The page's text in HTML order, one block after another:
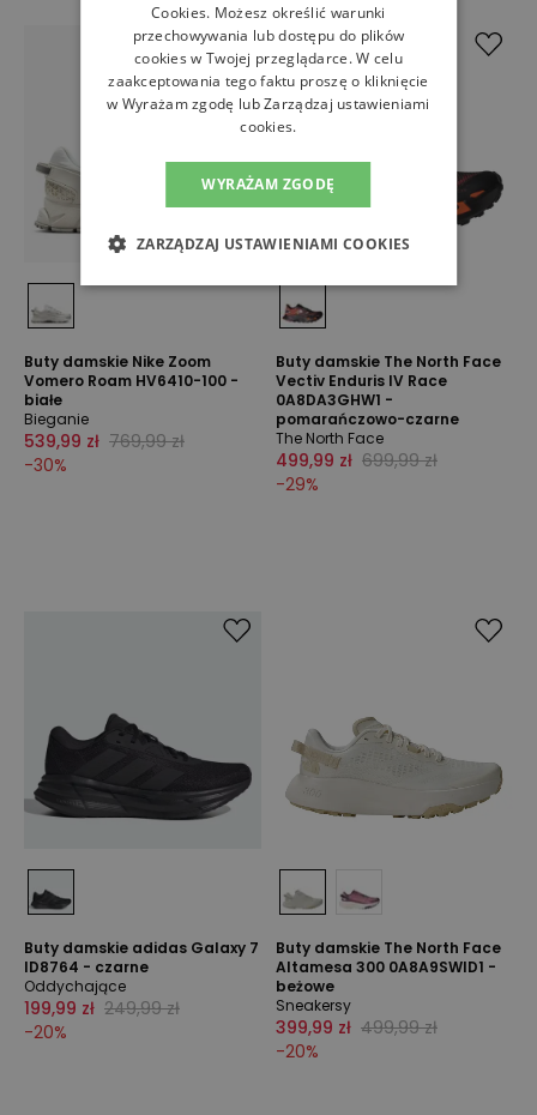
Buty damskie Nike Zoom
Vomero Roam HV6410-100 -
białe
Bieganie
539,99 zł 769,99 zł
-30%
Buty damskie The North Face
Vectiv Enduris IV Race
0A8DA3GHW1 -
pomarańczowo-czarne
The North Face
499,99 zł 699,99 zł
-29%
Buty damskie adidas Galaxy 7
ID8764 - czarne
Oddychające
199,99 zł 249,99 zł
-20%
Buty damskie The North Face
Altamesa 300 0A8A9SWID1 -
beżowe
Sneakersy
399,99 zł 499,99 zł
-20%
Cookies. Możesz określić warunki
przechowywania lub dostępu do plików
cookies w Twojej przeglądarce. W celu
zaakceptowania tego faktu proszę o kliknięcie
w Wyrażam zgodę lub Zarządzaj ustawieniami
cookies.
WYRAŻAM ZGODĘ
ZARZĄDZAJ USTAWIENIAMI COOKIES